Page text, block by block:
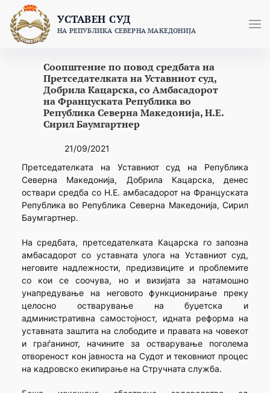
content
УСТАВЕН СУД
НА РЕПУБЛИКА СЕВЕРНА МАКЕДОНИЈА
Соопштение по повод средбата на
Претседателката на Уставниот суд,
Добрила Кацарска, со Амбасадорот
на Француската Република во
Република Северна Македонија, Н.Е.
Сирил Баумгартнер
21/09/2021
Претседателката на Уставниот суд на Република
Северна Македонија, Добрила Кацарска, денес
оствари средба со Н.Е. амбасадорот на Француската
Република во Република Северна Македонија, Сирил
Баумгартнер.
На средбата, претседателката Кацарска го запозна
амбасадорот со уставната улога на Уставниот суд,
неговите надлежности, предизвиците и проблемите
со кои се соочува, но и визијата за натамошно
унапредување на неговото функционирање преку
целосно остварување на буџетска и
административна самостојност, идната реформа на
уставната заштита на слободите и правата на човекот
и граѓанинот, начините за остварување поголема
отвореност кон јавноста на Судот и тековниот процес
на кадровско екипирање на Стручната служба.